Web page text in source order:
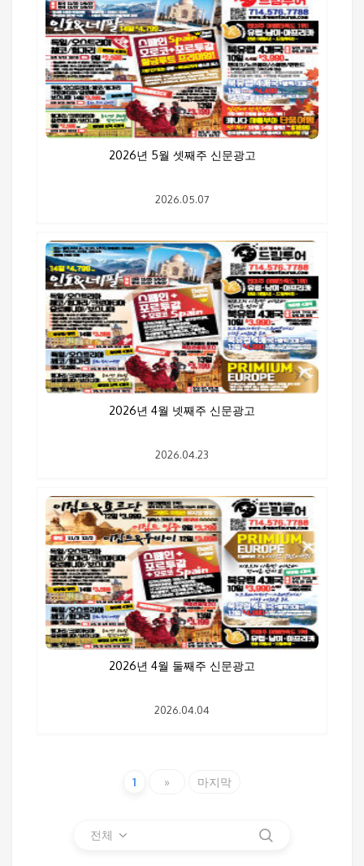
2026년 5월 셋째주 신문광고
2026.05.07
2026년 4월 넷째주 신문광고
2026.04.23
2026년 4월 둘째주 신문광고
2026.04.04
1 » 마지막
전체